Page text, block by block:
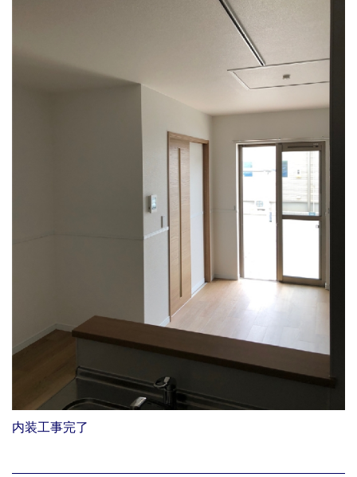
内装工事完了